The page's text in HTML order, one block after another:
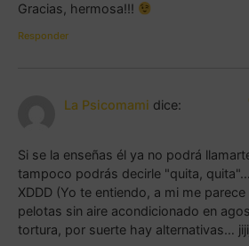
Gracias, hermosa!!!
Responder
La Psicomami dice:
Si se la enseñas él ya no podrá
tampoco podrás decirle "quita,
XDDD (Yo te entiendo, a mi me
pelotas sin aire acondicionado en
tortura, por suerte hay alternativas…